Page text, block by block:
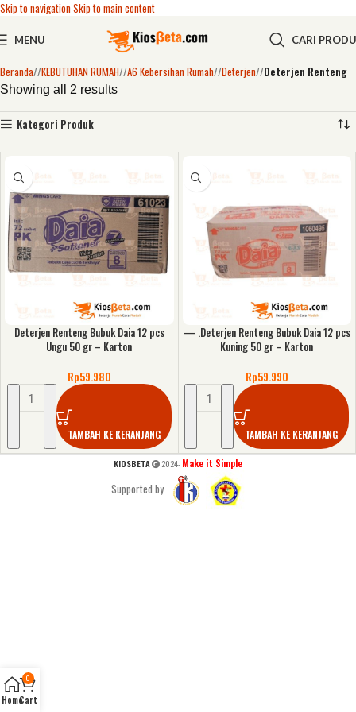
Skip to navigationSkip to main content
MENU CARI
Beranda/ KEBUTUHAN RUMAH/ A6 Kebersihan Rumah/ Deterjen/ Deterjen Renteng
Showing all 2 results
Kategori Produk
Deterjen Renteng Bubuk Daia 12 pcs
Ungu 50 gr – Karton
Rp59.980
TAMBAH KE KERANJANG
— .Deterjen Renteng Bubuk Daia 12 pcs
Kuning 50 gr – Karton
Rp59.990
TAMBAH KE KERANJANG
KIOSBETA 2024- Make it Simple
Supported by
Home
0
Cart